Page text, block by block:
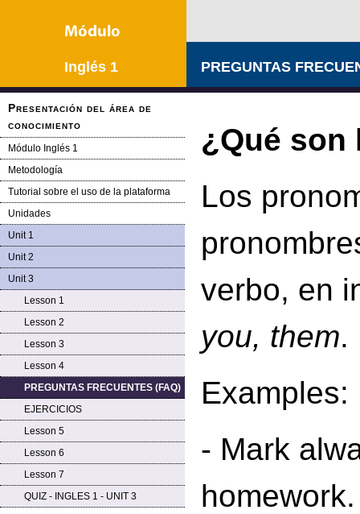
Inglés 1
Presentación del área de
conocimiento
Módulo Inglés 1
Metodología
Tutorial sobre el uso de la plataforma
Unidades
Unit 1
Unit 2
Unit 3
Lesson 1
Lesson 2
Lesson 3
Lesson 4
PREGUNTAS FRECUENTES (FAQ)
EJERCICIOS
Lesson 5
Lesson 6
Lesson 7
QUIZ - INGLES 1 - UNIT 3
PREGUNTAS
¿Qué son
Los
verbo, en
you, them.
Examples:
- Mark